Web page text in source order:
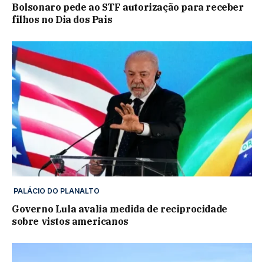
Bolsonaro pede ao STF autorização para receber
filhos no Dia dos Pais
PALÁCIO DO PLANALTO
Governo Lula avalia medida de reciprocidade
sobre vistos americanos